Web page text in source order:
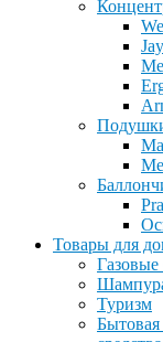
Jay
Товары для
Туризм